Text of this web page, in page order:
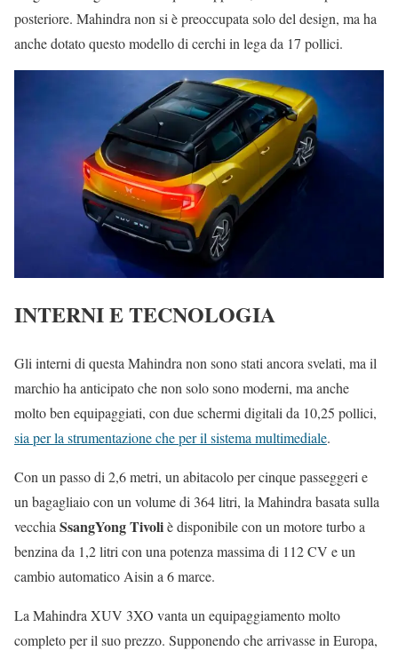
posteriore. Mahindra non si è preoccupata solo del design, ma ha
anche dotato questo modello di cerchi in lega da 17 pollici.
INTERNI E TECNOLOGIA
Gli interni di questa Mahindra non sono stati ancora svelati, ma il
marchio ha anticipato che non solo sono moderni, ma anche
molto ben equipaggiati, con due schermi digitali da 10,25 pollici,
sia per la strumentazione che per il sistema multimediale.
Con un passo di 2,6 metri, un abitacolo per cinque passeggeri e
un bagagliaio con un volume di 364 litri, la Mahindra basata sulla
vecchia SsangYong Tivoliè disponibile con un motore turbo a
benzina da 1,2 litri con una potenza massima di 112 CV e un
cambio automatico Aisin a 6 marce.
La Mahindra XUV 3XO vanta un equipaggiamento molto
completo per il suo prezzo. Supponendo che arrivasse in Europa,